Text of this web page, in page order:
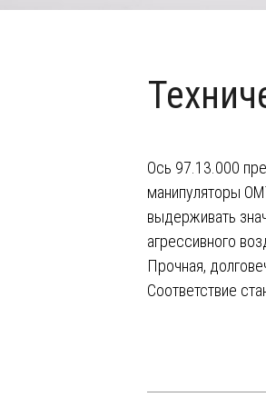
Ось 97.13.000
манипуляторы
выдерживать
агрессивного
Прочная,
Соответствие